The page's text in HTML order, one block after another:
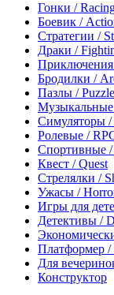
Гонки /
Боевик /
Стратегии /
Драки /
Бродилки /
Пазлы / Puzzle
Симуляторы /
Ролевые /
Спортивные /
Квест / Quest
Стрелялки /
Ужасы /
Игры для
Детективы /
Платформер /
Для
Конструктор